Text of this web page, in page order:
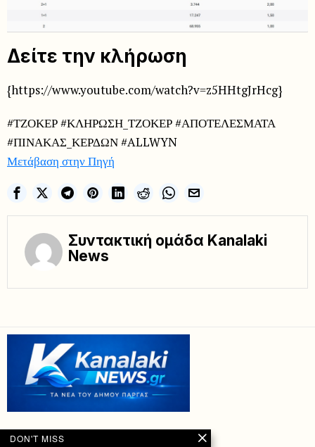
Δείτε την κλήρωση
{https://www.youtube.com/watch?v=z5HHtgJrHcg}
#ΤΖΟΚΕΡ #ΚΛΗΡΩΣΗ_ΤΖΟΚΕΡ #ΑΠΟΤΕΛΕΣΜΑΤΑ
#ΠΙΝΑΚΑΣ_ΚΕΡΔΩΝ #ALLWYN
Μετάβαση στην Πηγή
Συντακτική ομάδα Kanalaki
News
DON'T MISS